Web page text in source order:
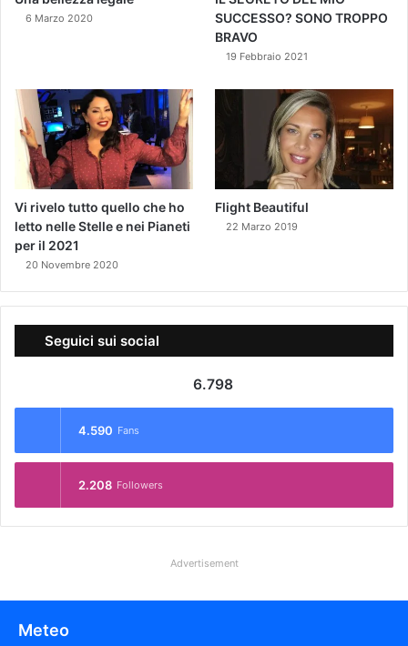
6 Marzo 2020
SUCCESSO? SONO TROPPO
BRAVO
19 Febbraio 2021
Vi rivelo tutto quello che ho
letto nelle Stelle e nei Pianeti
per il 2021
20 Novembre 2020
Flight Beautiful
22 Marzo 2019
Seguici sui social
6.798
4.590 Fans
2.208 Followers
Advertisement
Meteo